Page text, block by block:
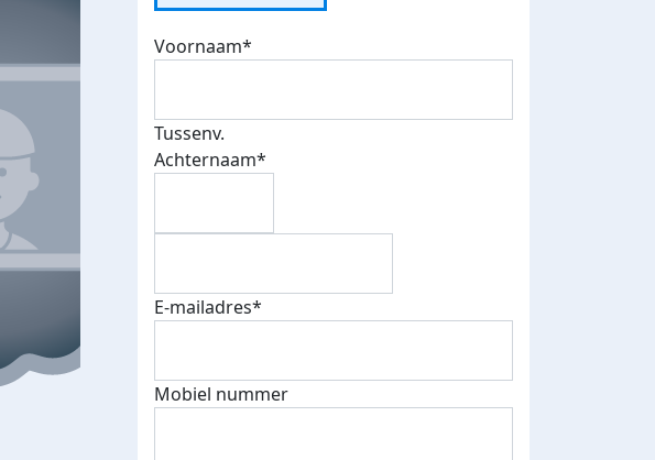
E-mails verstuurd
€500 euro opgehaald: t-shirt
Voornaam*
Tussenv.
Achternaam*
E-mailadres*
Mobiel nummer